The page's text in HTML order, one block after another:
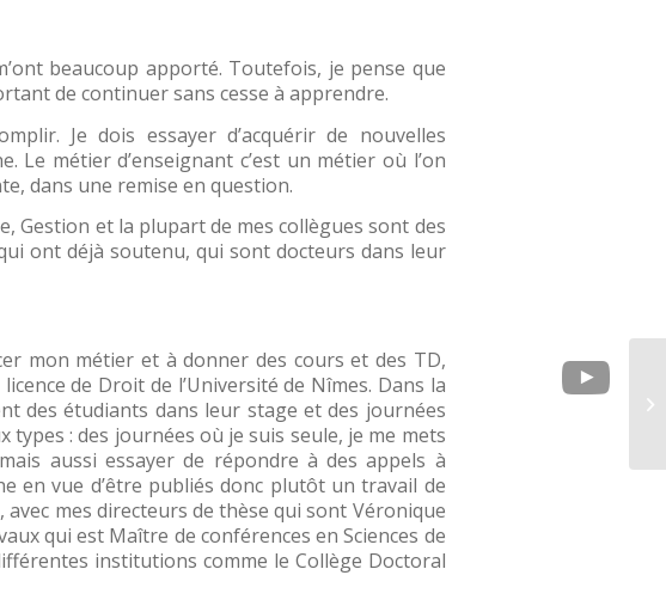
beaucoup apporté. Toutefois, je pense que
de continuer sans cesse à apprendre.
Je dois essayer d’acquérir de nouvelles
métier d’enseignant c’est un métier où l’on
dans une remise en question.
Gestion et la plupart de mes collègues sont des
ont déjà soutenu, qui sont docteurs dans leur
mon métier et à donner des cours et des TD,
de Droit de l’Université de Nîmes. Dans la
des étudiants dans leur stage et des journées
types : des journées où je suis seule, je me mets
aussi essayer de répondre à des appels à
en vue d’être publiés donc plutôt un travail de
mes directeurs de thèse qui sont Véronique
qui est Maître de conférences en Sciences de
institutions comme le Collège Doctoral